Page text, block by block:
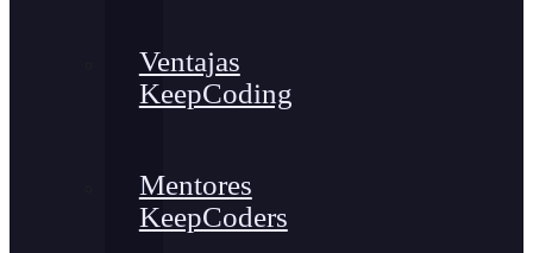
Ventajas
KeepCoding
Mentores
KeepCoders